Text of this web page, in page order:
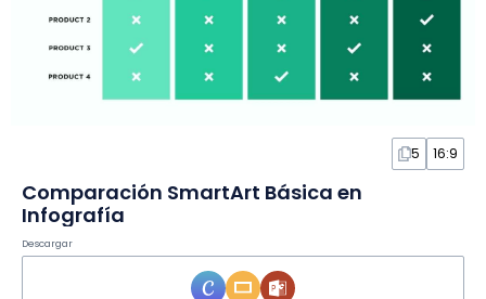
5 16:9
Comparación SmartArt Básica en
Infografía
Descargar